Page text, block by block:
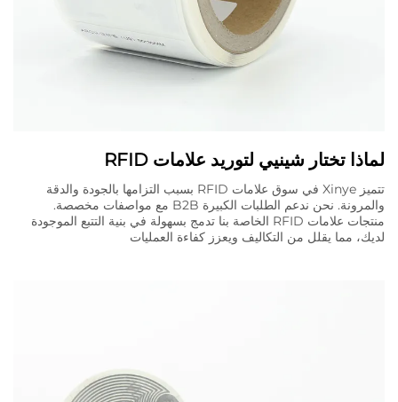
لماذا تختار شينيي لتوريد علامات RFID
تتميز Xinye في سوق علامات RFID بسبب التزامها بالجودة والدقة
والمرونة. نحن ندعم الطلبات الكبيرة B2B مع مواصفات مخصصة.
منتجات علامات RFID الخاصة بنا تدمج بسهولة في بنية التتبع الموجودة
لديك، مما يقلل من التكاليف ويعزز كفاءة العمليات